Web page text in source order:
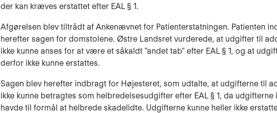
der kan kræves erstattet efter EAL § 1.
Afgørelsen blev tiltrådt af Ankenævnet for Patienterstatningen. Patienten
herefter sagen for domstolene. Østre Landsret vurderede, at udgifter til
ikke kunne anses for at være et såkaldt ”andet tab” efter EAL § 1, og at
derfor ikke kunne erstattes.
Sagen blev herefter indbragt for Højesteret, som udtalte, at udgifterne til
ikke kunne betragtes som helbredelsesudgifter efter EAL § 1, da udgifterne
havde til formål at helbrede skadelidte. Udgifterne kunne heller ikke